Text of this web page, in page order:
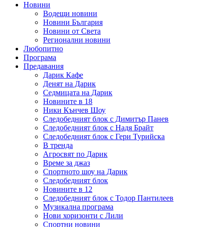
Новини
Водещи новини
Новини България
Новини от Света
Регионални новини
Любопитно
Програма
Предавания
Дарик Кафе
Денят на Дарик
Седмицата на Дарик
Новините в 18
Ники Кънчев Шоу
Следобедният блок с Димитър Панев
Следобедният блок с Надя Брайт
Следобедният блок с Гери Турийска
В тренда
Агросвят по Дарик
Време за джаз
Спортното шоу на Дарик
Следобедният блок
Новините в 12
Следобедният блок с Тодор Пантилеев
Музикална програма
Нови хоризонти с Лили
Спортни новини